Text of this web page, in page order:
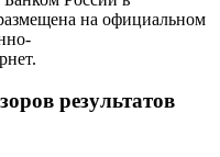
на официальном
результатов